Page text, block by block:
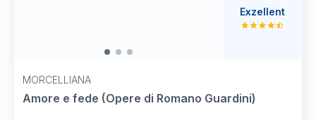
MORCELLIANA
Amore e fede (Opere di Romano Guardini)
Exzellent